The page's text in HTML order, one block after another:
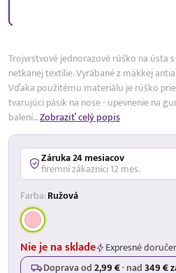
Trojvrstvové jednorazové rúško na
netkanej textílie. Vyrábané z mäkkej
Vďaka použitému materiálu je rúško
tvarujúci pásik na nose - upevnenie na
balení…Zobraziť celý popis
Záruka 24 mesiacov
firemní zákazníci 12 mes.
Farba:Ružová
Nie je na sklade
Expresné
Doprava od2,99 €·nad349 €